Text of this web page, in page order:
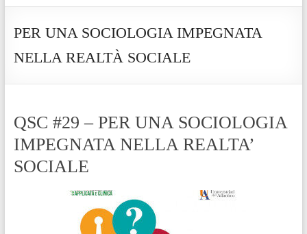
PER UNA SOCIOLOGIA IMPEGNATA
NELLA REALTÀ SOCIALE
QSC #29 – PER UNA SOCIOLOGIA
IMPEGNATA NELLA REALTA’
SOCIALE